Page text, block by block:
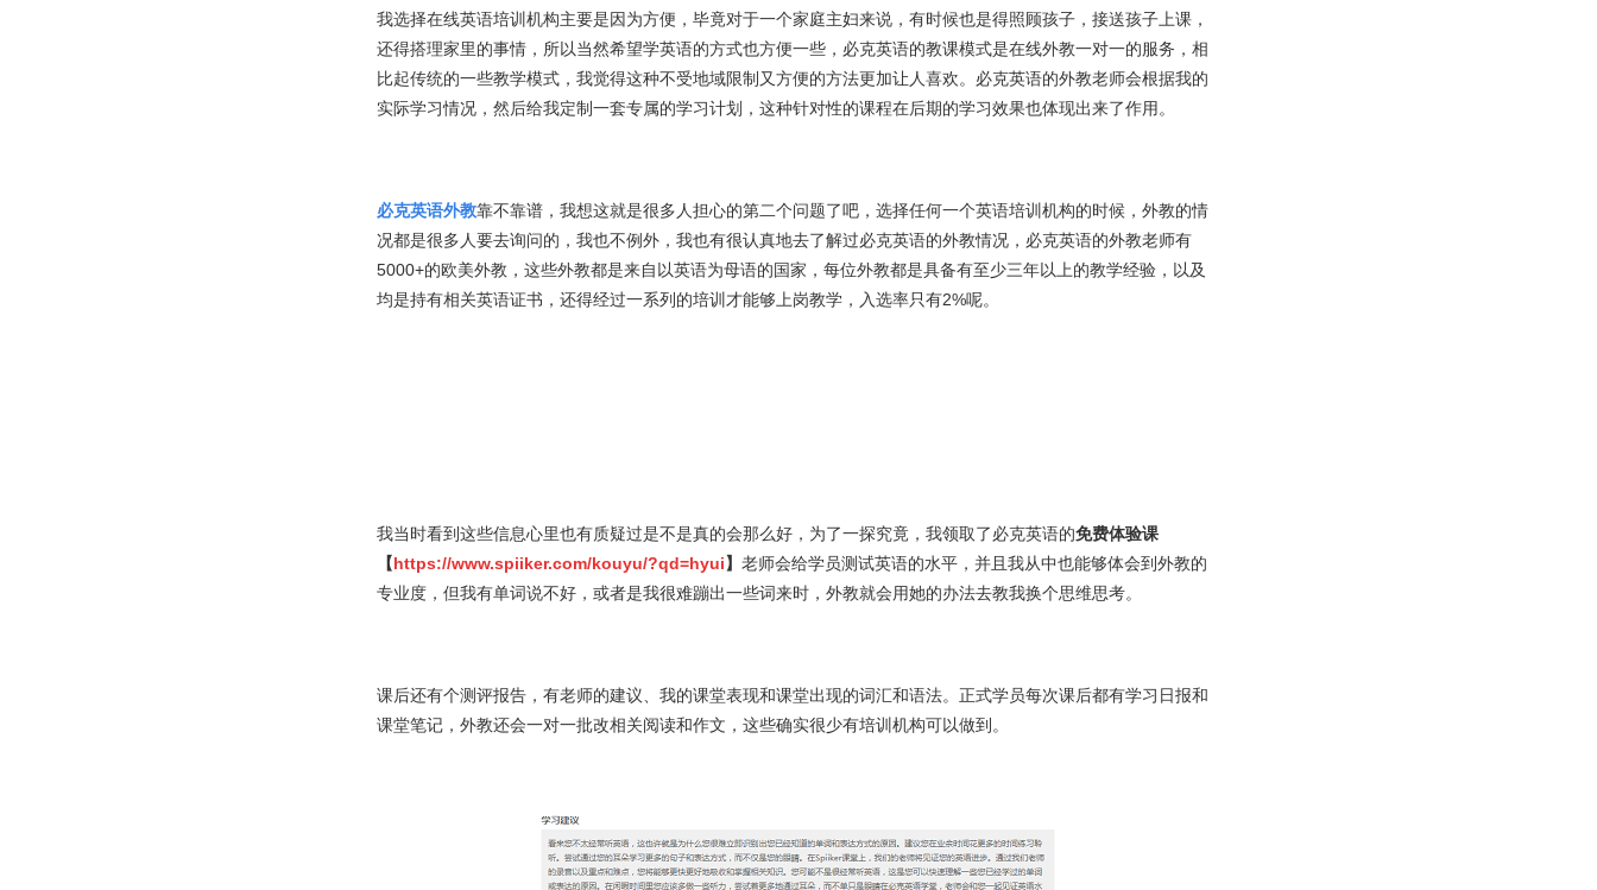
我选择在线英语培训机构主要是因为方便，毕竟对于一个家庭主妇来说，有时候也是得照顾孩子，接送孩子上课，
还得搭理家里的事情，所以当然希望学英语的方式也方便一些，必克英语的教课模式是在线外教一对一的服务，相
比起传统的一些教学模式，我觉得这种不受地域限制又方便的方法更加让人喜欢。必克英语的外教老师会根据我的
实际学习情况，然后给我定制一套专属的学习计划，这种针对性的课程在后期的学习效果也体现出来了作用。
必克英语外教靠不靠谱，我想这就是很多人担心的第二个问题了吧，选择任何一个英语培训机构的时候，外教的情
况都是很多人要去询问的，我也不例外，我也有很认真地去了解过必克英语的外教情况，必克英语的外教老师有
5000+的欧美外教，这些外教都是来自以英语为母语的国家，每位外教都是具备有至少三年以上的教学经验，以及
均是持有相关英语证书，还得经过一系列的培训才能够上岗教学，入选率只有2%呢。
我当时看到这些信息心里也有质疑过是不是真的会那么好，为了一探究竟，我领取了必克英语的免费体验课
【https://www.spiiker.com/kouyu/?qd=hyui】 老师会给学员测试英语的水平，并且我从中也能够体会到外教的
专业度，但我有单词说不好，或者是我很难蹦出一些词来时，外教就会用她的办法去教我换个思维思考。
课后还有个测评报告，有老师的建议、我的课堂表现和课堂出现的词汇和语法。正式学员每次课后都有学习日报和
课堂笔记，外教还会一对一批改相关阅读和作文，这些确实很少有培训机构可以做到。